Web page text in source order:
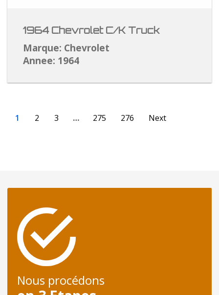
1964 Chevrolet C/K Truck
Marque: Chevrolet
Annee: 1964
1 2 3 … 275 276 Next
Nous procédons